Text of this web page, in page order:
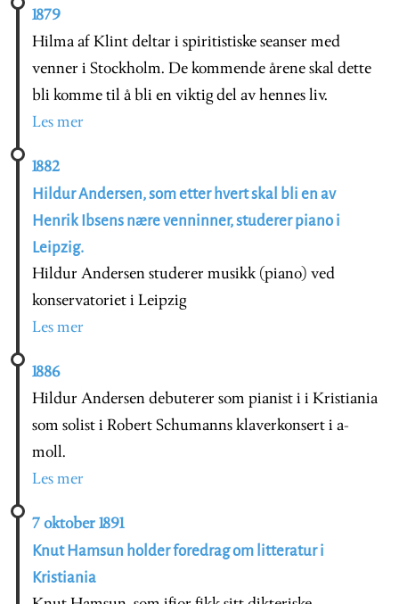
1879
Hilma af Klint deltar i spiritistiske seanser med
venner i Stockholm. De kommende årene skal dette
bli komme til å bli en viktig del av hennes liv.
Les mer
1882
Hildur Andersen, som etter hvert skal bli en av
Henrik Ibsens nære venninner, studerer piano i
Leipzig.
Hildur Andersen studerer musikk (piano) ved
konservatoriet i Leipzig
Les mer
1886
Hildur Andersen debuterer som pianist i i Kristiania
som solist i Robert Schumanns klaverkonsert i a-
moll.
Les mer
7 oktober 1891
Knut Hamsun holder foredrag om litteratur i
Kristiania